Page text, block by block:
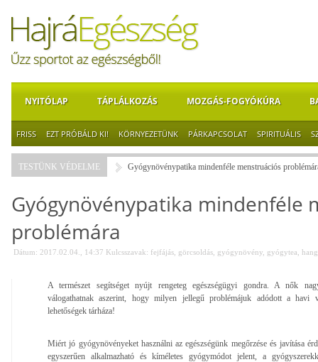
NYITÓLAP TÁPLÁLKOZÁS MOZGÁS-FOGYÓKÚRA
FRISS EZT PRÓBÁLD KI! KÖRNYEZETÜNK PÁRKAPCSOLAT SPIRITUÁLIS
TESTÜNK VÉDELME Gyógynövénypatika mindenféle menstruációs
Gyógynövénypatika mindenféle
problémára
Dátum: 2017.02.04., 14:37 Kulcsszavak: fejfájás görcsoldás gyógynövény gyógytea
A természet segítséget nyújt rengeteg egészségügyi gondra. A nők
válogathatnak aszerint, hogy milyen jellegű problémájuk adódott a havi
lehetőségek tárháza!
Miért jó gyógynövényeket használni az egészségünk megőrzése és javítása
egyszerűen alkalmazható és kíméletes gyógymódot jelent, a